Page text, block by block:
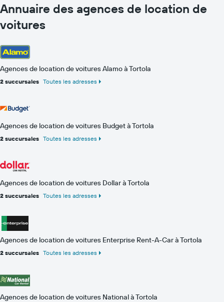
Annuaire des agences de location de
voitures
Agences de location de voitures Alamo à Tortola
2 succursales Toutes les adresses
Agences de location de voitures Budget à Tortola
2 succursales Toutes les adresses
Agences de location de voitures Dollar à Tortola
2 succursales Toutes les adresses
Agences de location de voitures Enterprise Rent-A-Car à Tortola
2 succursales Toutes les adresses
Agences de location de voitures National à Tortola